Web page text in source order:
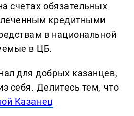
счетах обязательных
кредитными
в национальной
в ЦБ.
для добрых казанцев,
себя. Делитеcь тем, что
Казанец